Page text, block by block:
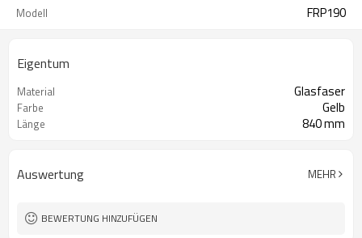
Modell FRP190
Eigentum
Material Glasfaser
Farbe Gelb
Länge 840 mm
Auswertung MEHR
BEWERTUNG HINZUFÜGEN